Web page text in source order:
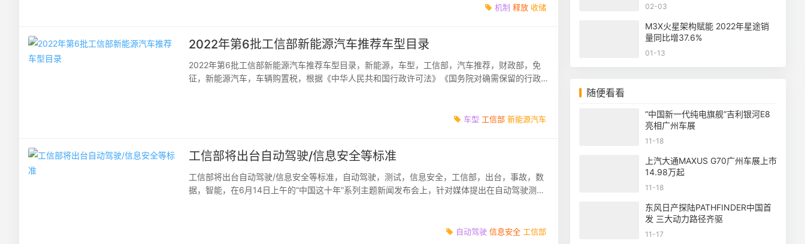
机制 释放 收储
2022年第6批工信部新能源汽车推荐车型目录
2022年第6批工信部新能源汽车推荐车型目录，新能源，车型，工信部，汽车推荐，财政部，免
征，新能源汽车，车辆购置税，根据《中华人民共和国行政许可法》《国务院对确需保留的行政
车型 工信部 新能源汽车
工信部将出台自动驾驶/信息安全等标准
工信部将出台自动驾驶/信息安全等标准，自动驾驶，测试，信息安全，工信部，出台，事故，数
据，智能，在6月14日上午的“中国这十年”系列主题新闻发布会上，针对媒体提出在自动驾驶测试
自动驾驶 信息安全 工信部
02-03
M3X火星架构赋能 2022年星途销
量同比增37.6%
01-13
随便看看
“中国新一代纯电旗舰”吉利银河E8
亮相广州车展
11-18
上汽大通MAXUS G70广州车展上市
14.98万起
11-18
东风日产探陆PATHFINDER中国首
发 三大动力路径齐驱
11-17